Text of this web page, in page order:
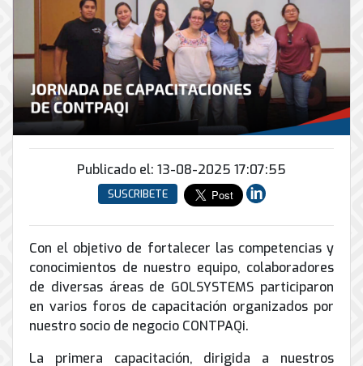
INFRAESTRUCTURA
Soporte
informático
Remoto
y
en
Sitio
Hiperconvergencia
Correo
Electrónico
conmutadores
análogos
Enlaces
Inalámbricos
Instalación
Mantenimiento
Arriostradas
Equipos
para
videoconferencias
de
Servicio
peatonal
Automatización
Domótica
TV
Porteros
Interfonos
Tierra
física
envío
Antispam
Ciberseguridad
Conmutador
en
de
Computo
&
Almacenamiento
Publicado el: 13-08-2025 17:07:55
SUSCRIBETE
Con el objetivo de fortalecer las competencias y
conocimientos de nuestro equipo, colaboradores
de diversas áreas de GOLSYSTEMS participaron
en varios foros de capacitación organizados por
nuestro socio de negocio CONTPAQi.
La primera capacitación, dirigida a nuestros